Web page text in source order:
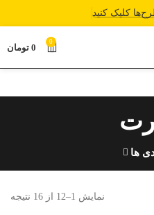
کلیک کنید
0
0 تومان
ها
نمایش 1–12 از 16 نتیجه